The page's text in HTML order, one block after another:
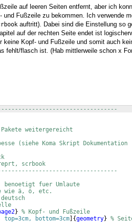
auf leeren Seiten entfernt, aber ich
Fußzeile zu bekommen. Ich verwende
auftritt). Dabei sind die Einstellung so
auf der rechten Seite endet ist
Kopf- und Fußzeile und somit auch
fehlt/flasch ist. (Hab mittlerweile schon x
weitergereicht
(siehe Koma Skript Dokumentation
scrbook
benoetigt fuer Umlaute
wie ä, ö, etc.
} % Kopf- und Fußzeile
bottom=3cm {geometry} %